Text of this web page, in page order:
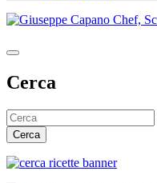
Cerca
Cerca